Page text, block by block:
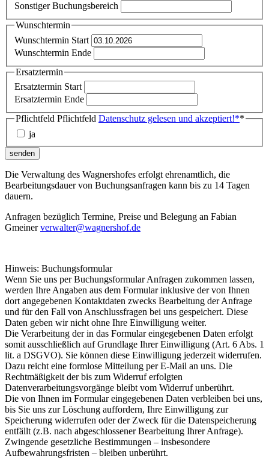
Sonstiger Buchungsbereich
Wunschtermin
Wunschtermin Start
Wunschtermin Ende
Ersatztermin
Ersatztermin Start
Ersatztermin Ende
Pflichtfeld Pflichtfeld Datenschutz gelesen und akzeptiert!**
ja
senden
Die Verwaltung des Wagnershofes erfolgt ehrenamtlich, die
Bearbeitungsdauer von Buchungsanfragen kann bis zu 14 Tagen
dauern.
Anfragen bezüglich Termine, Preise und Belegung an Fabian
Gmeinerverwalter@wagnershof.de
Hinweis: Buchungsformular
Wenn Sie uns per Buchungsformular Anfragen zukommen lassen,
werden Ihre Angaben aus dem Formular inklusive der von Ihnen
dort angegebenen Kontaktdaten zwecks Bearbeitung der Anfrage
und für den Fall von Anschlussfragen bei uns gespeichert. Diese
Daten geben wir nicht ohne Ihre Einwilligung weiter.
Die Verarbeitung der in das Formular eingegebenen Daten erfolgt
somit ausschließlich auf Grundlage Ihrer Einwilligung (Art. 6 Abs. 1
lit. a DSGVO). Sie können diese Einwilligung jederzeit widerrufen.
Dazu reicht eine formlose Mitteilung per E-Mail an uns. Die
Rechtmäßigkeit der bis zum Widerruf erfolgten
Datenverarbeitungsvorgänge bleibt vom Widerruf unberührt.
Die von Ihnen im Formular eingegebenen Daten verbleiben bei uns,
bis Sie uns zur Löschung auffordern, Ihre Einwilligung zur
Speicherung widerrufen oder der Zweck für die Datenspeicherung
entfällt (z.B. nach abgeschlossener Bearbeitung Ihrer Anfrage).
Zwingende gesetzliche Bestimmungen – insbesondere
Aufbewahrungsfristen – bleiben unberührt.